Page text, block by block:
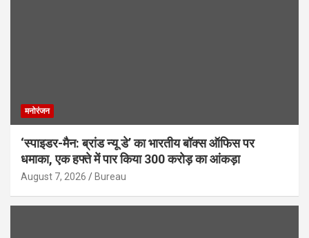
मनोरंजन
‘स्पाइडर-मैन: ब्रांड न्यू डे’ का भारतीय बॉक्स ऑफिस पर
धमाका, एक हफ्ते में पार किया 300 करोड़ का आंकड़ा
August 7, 2026 Bureau